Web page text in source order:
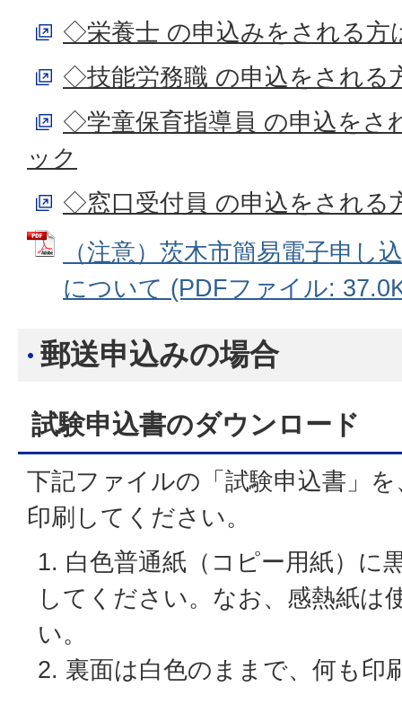
◇栄養士 の申込みをされる方
◇技能労務職 の申込をされる
◇学童保育指導員 の申込をさ
ック
◇窓口受付員 の申込をされる
（注意）茨木市簡易電子申し
について (PDFファイル:
郵送申込みの場合
試験申込書のダウンロード
下記ファイルの「試験申込書」
印刷してください。
白色普通紙（コピー用紙）に
してください。なお、感熱紙は
い。
裏面は白色のままで、何も印